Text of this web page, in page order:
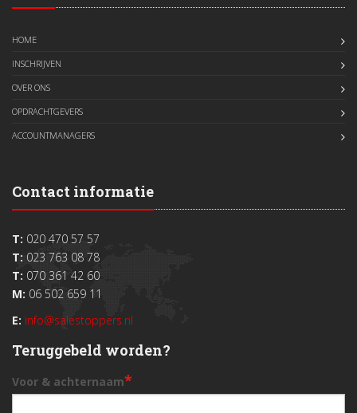
HOME
INSCHRIJVEN
OVER ONS
OPDRACHTGEVERS
ACCOUNTMANAGERS
Contact informatie
T: 020 470 57 57
T: 023 763 08 78
T: 070 361 42 60
M: 06 502 659 11
E: info@salestoppers.nl
Teruggebeld worden?
Voor & achternaam*